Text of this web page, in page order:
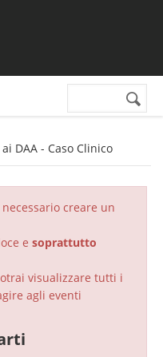
Form di
Cerca nel sito
DAA - Caso Clinico
creare un
e soprattutto
visualizzare tutti i
agli eventi